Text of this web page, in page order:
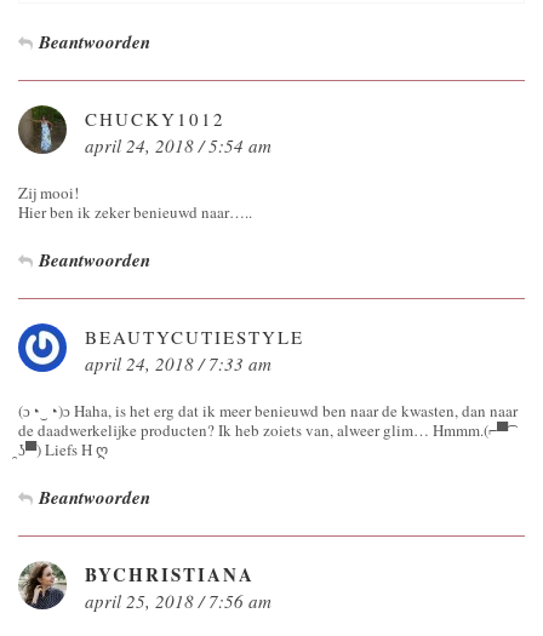
Beantwoorden
CHUCKY1012
april 24, 2018 / 5:54 am
Zij mooi!
Hier ben ik zeker benieuwd naar…..
Beantwoorden
BEAUTYCUTIESTYLE
april 24, 2018 / 7:33 am
(ɔ◔‿◔)ɔ Haha, is het erg dat ik meer benieuwd ben naar de kwasten, dan naar
de daadwerkelijke producten? Ik heb zoiets van, alweer glim… Hmmm.(⌐▀͡
̯ʖ▀) Liefs H ღ
Beantwoorden
BYCHRISTIANA
april 25, 2018 / 7:56 am